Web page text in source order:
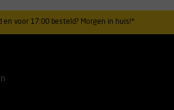
en voor 17:00 besteld? Morgen in huis!*